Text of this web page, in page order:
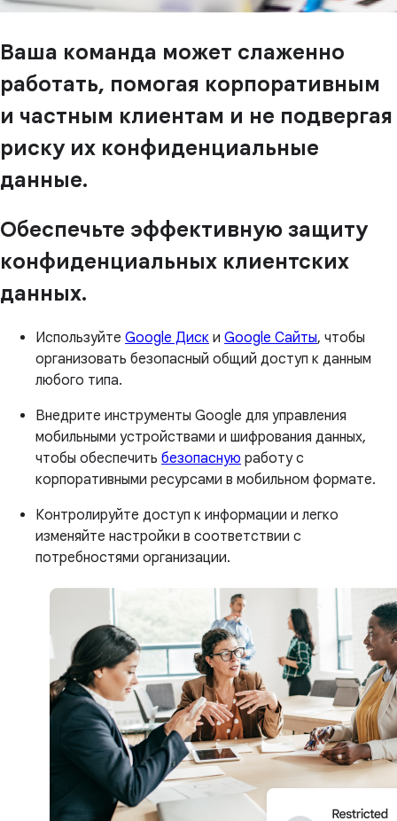
Ваша команда может слаженно
работать, помогая корпоративным
и частным клиентам и не подвергая
риску их конфиденциальные
данные.
Обеспечьте эффективную защиту
конфиденциальных клиентских
данных.
Используйте Google Диск и Google Сайты, чтобы
организовать безопасный общий доступ к данным
любого типа.
Внедрите инструменты Google для управления
мобильными устройствами и шифрования данных,
чтобы обеспечить безопасную работу с
корпоративными ресурсами в мобильном формате.
Контролируйте доступ к информации и легко
изменяйте настройки в соответствии с
потребностями организации.